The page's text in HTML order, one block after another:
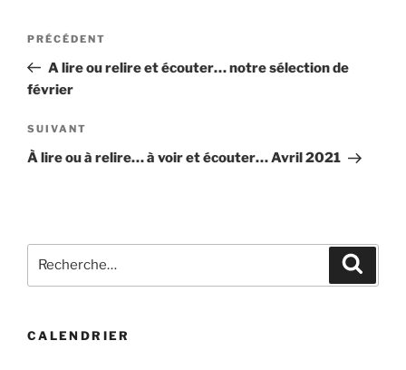
Navigation
l’article
Article
précédent
PRÉCÉDENT
A lire ou relire et écouter… notre sélection de
février
Article
suivant
SUIVANT
À lire ou à relire… à voir et écouter… Avril 2021
pour
CALENDRIER